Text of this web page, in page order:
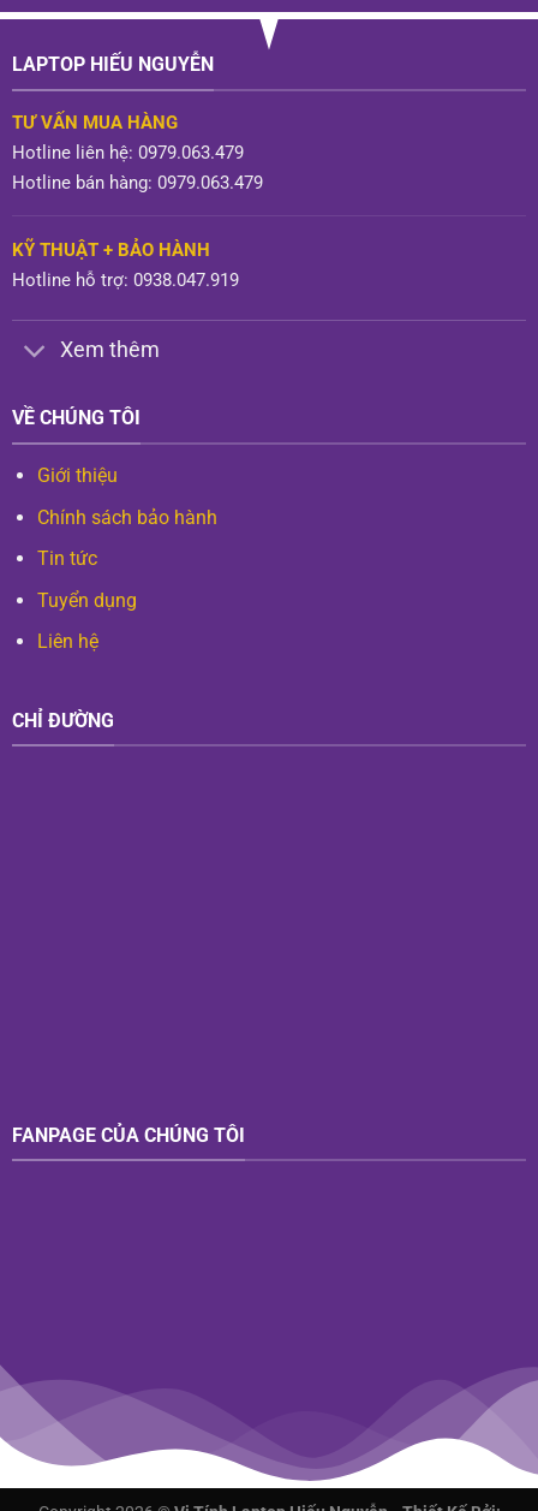
LAPTOP HIẾU NGUYỄN
TƯ VẤN MUA HÀNG
Hotline liên hệ: 0979.063.479
Hotline bán hàng: 0979.063.479
KỸ THUẬT + BẢO HÀNH
Hotline hỗ trợ: 0938.047.919
Xem thêm
VỀ CHÚNG TÔI
Giới thiệu
Chính sách bảo hành
Tin tức
Tuyển dụng
Liên hệ
CHỈ ĐƯỜNG
FANPAGE CỦA CHÚNG TÔI